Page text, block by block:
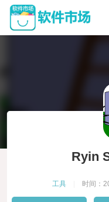
Ryin
工具 时间：